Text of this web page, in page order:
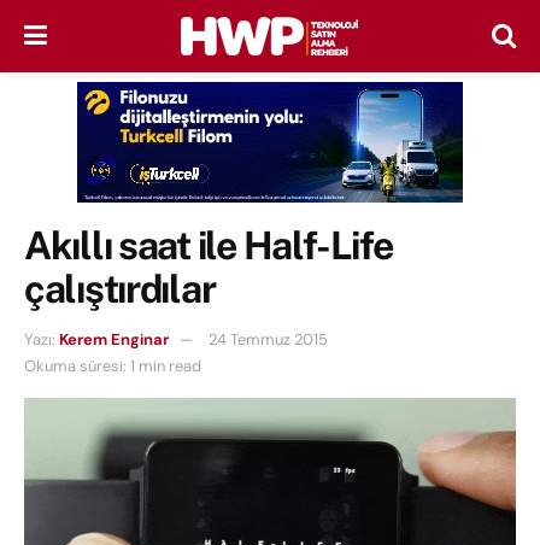
Akıllı saat ile Half-Life
çalıştırdılar
Yazı: Kerem Enginar
24 Temmuz 2015
Okuma süresi: 1 min read